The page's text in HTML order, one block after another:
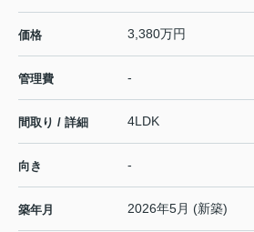
価格 3,380万円
管理費 -
間取り / 詳細 4LDK
向き -
築年月 2026年5月 (新築)